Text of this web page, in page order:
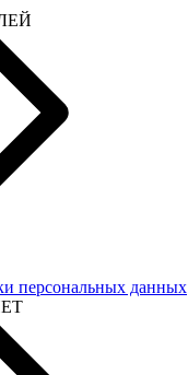
персональных данных